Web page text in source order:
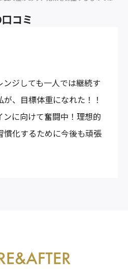
コミ
ンジしても一人では継続す
、目標体重になれた！！
に向けて奮闘中！理想的
慣化するために今後も頑張